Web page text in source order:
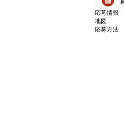
応募情報
地図
応募方法